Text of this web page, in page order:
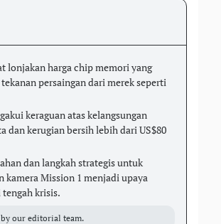
lonjakan harga chip memori yang
persaingan dari merek seperti
keraguan atas kelangsungan
dan kerugian bersih lebih dari US$80
dan langkah strategis untuk
Mission 1 menjadi upaya
krisis.
by our editorial team.